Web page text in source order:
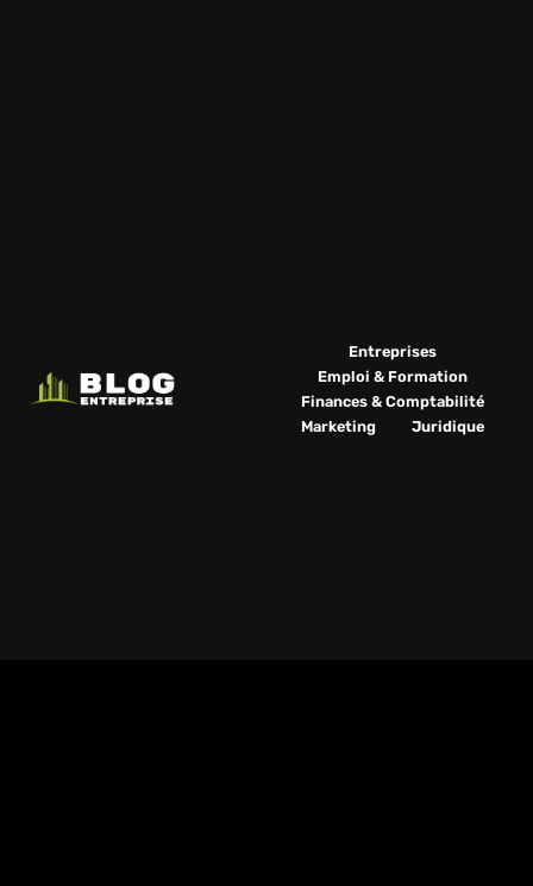
Entreprises
Emploi & Formation
Finances & Comptabilité
Marketing
Juridique